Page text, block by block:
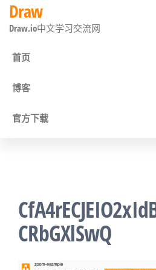
前
往
内
容
Draw
Draw.io中文学习交流网
首页
博客
官方下载
CRbGXlSwQ